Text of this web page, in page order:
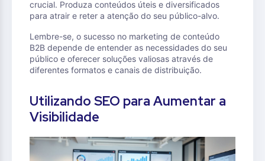
crucial. Produza conteúdos úteis e diversificados
para atrair e reter a atenção do seu público-alvo.
Lembre-se, o sucesso no marketing de conteúdo
B2B depende de entender as necessidades do seu
público e oferecer soluções valiosas através de
diferentes formatos e canais de distribuição.
Utilizando SEO para Aumentar a
Visibilidade